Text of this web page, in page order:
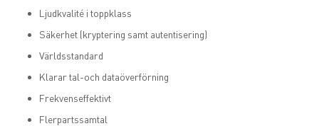
Ljudkvalité i toppklass
Säkerhet (kryptering samt autentisering)
Världsstandard
Klarar tal-och dataöverförning
Frekvenseffektivt
Flerpartssamtal